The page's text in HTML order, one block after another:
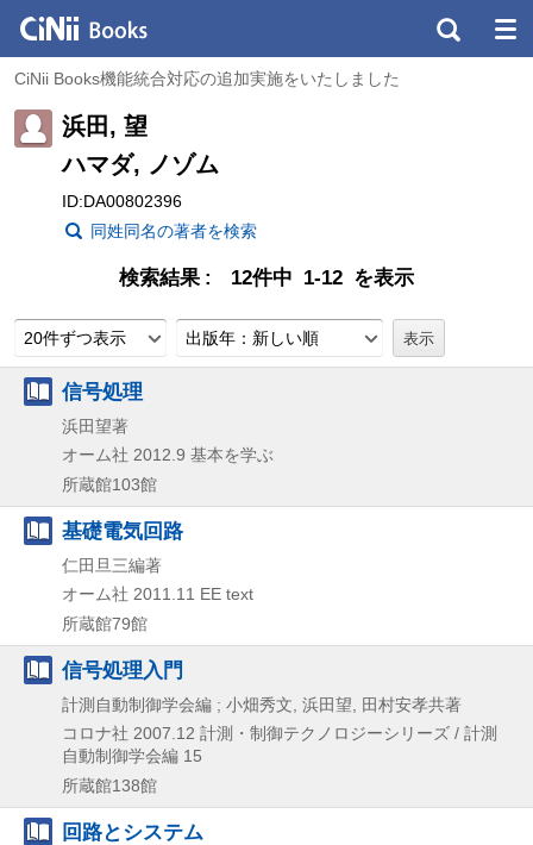
CiNii Books機能統合対応の追加実施をいたしました
浜田, 望
ハマダ, ノゾム
ID:DA00802396
同姓同名の著者を検索
検索結果 12件中 1-12 を表示
20件ずつ表示 出版年：新しい順
信号処理
浜田望著
オーム社 2012.9 基本を学ぶ
所蔵館103館
基礎電気回路
仁田旦三編著
オーム社 2011.11 EE text
所蔵館79館
信号処理入門
計測自動制御学会編 ; 小畑秀文, 浜田望, 田村安孝共著
コロナ社 2007.12 計測・制御テクノロジーシリーズ / 計測
自動制御学会編 15
所蔵館138館
回路とシステム